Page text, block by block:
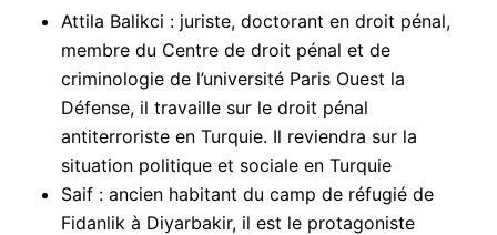
Attila Balikci : juriste, doctorant en droit pénal,
membre du Centre de droit pénal et de
criminologie de l’université Paris Ouest la
Défense, il travaille sur le droit pénal
antiterroriste en Turquie. Il reviendra sur la
situation politique et sociale en Turquie
Saif : ancien habitant du camp de réfugié de
Fidanlik à Diyarbakir, il est le protagoniste